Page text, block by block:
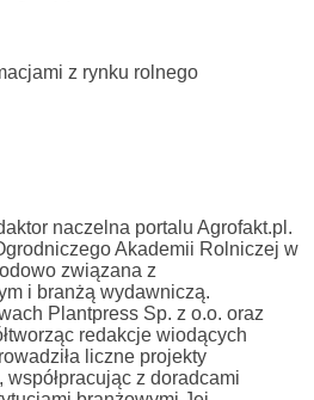
z rynku rolnego
naczelna portalu Agrofakt.pl.
Akademii Rolniczej w
związana z
i branżą wydawniczą.
Plantpress Sp. z o.o. oraz
redakcje wiodących
liczne projekty
z doradcami